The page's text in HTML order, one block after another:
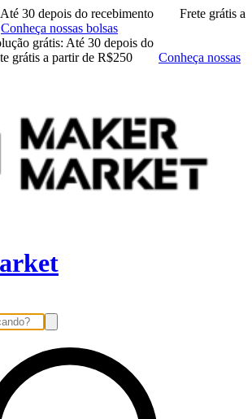
30 depois do recebimento
Frete grátis a
Conheça nossas bolsas
grátis: Até 30 depois do
grátis a partir de R$250
Conheça nossas